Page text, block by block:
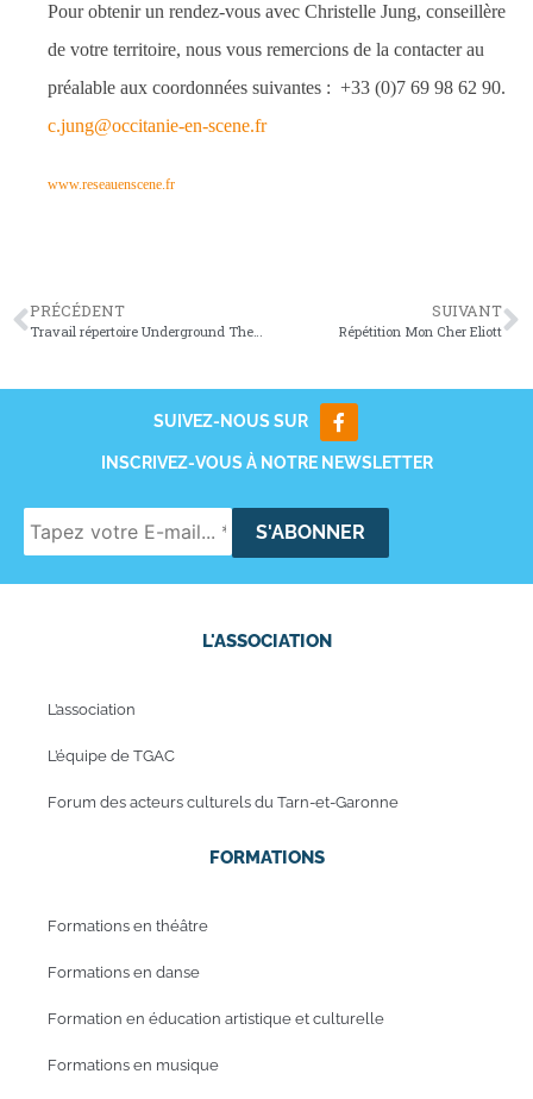
Pour obtenir un rendez-vous avec Christelle Jung, conseillère
de votre territoire, nous vous remercions de la contacter au
préalable aux coordonnées suivantes : +33 (0)7 69 98 62 90.
c.jung@occitanie-en-scene.fr
www.reseauenscene.fr
PRÉCÉDENT
Travail répertoire Underground Therapy
SUIVANT
Répétition Mon Cher Eliott
SUIVEZ-NOUS SUR
INSCRIVEZ-VOUS À NOTRE NEWSLETTER
L'ASSOCIATION
L’association
L’équipe de TGAC
Forum des acteurs culturels du Tarn-et-Garonne
FORMATIONS
Formations en théâtre
Formations en danse
Formation en éducation artistique et culturelle
Formations en musique